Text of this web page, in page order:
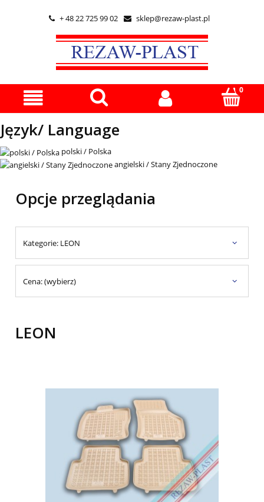
 + 48 22 725 99 02  sklep@rezaw-plast.pl
Język/ Language
polski / Polska
angielski / Stany Zjednoczone
Opcje przeglądania
Kategorie: LEON
Cena: (wybierz)
LEON